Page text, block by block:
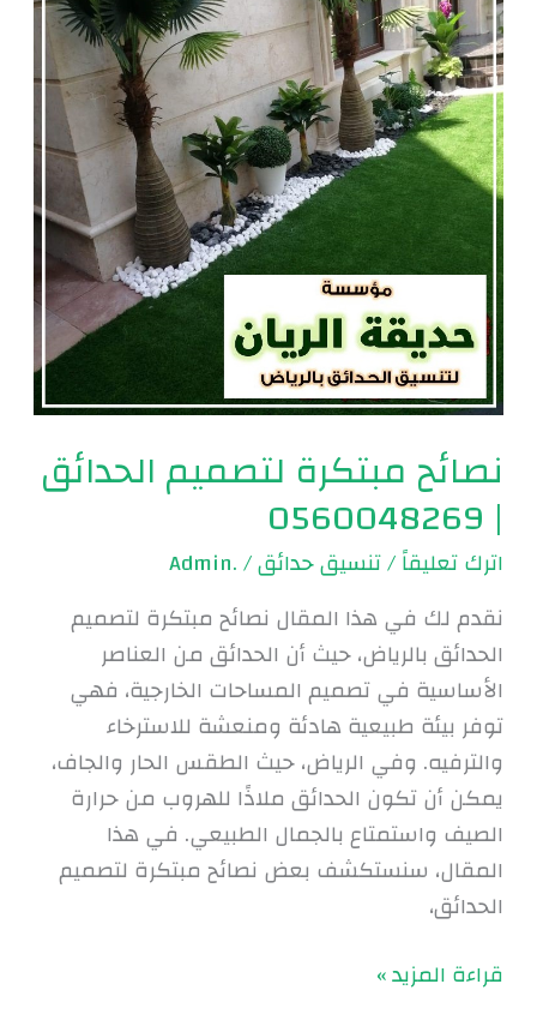
نصائح مبتكرة لتصميم الحدائق
| 0560048269
اترك تعليقاً/تنسيق حدائق/
.Admin
نقدم لك في هذا المقال نصائح مبتكرة لتصميم
الحدائق بالرياض، حيث أن الحدائق من العناصر
الأساسية في تصميم المساحات الخارجية، فهي
توفر بيئة طبيعية هادئة ومنعشة للاسترخاء
والترفيه. وفي الرياض، حيث الطقس الحار والجاف،
يمكن أن تكون الحدائق ملاذًا للهروب من حرارة
الصيف واستمتاع بالجمال الطبيعي. في هذا
المقال، سنستكشف بعض نصائح مبتكرة لتصميم
الحدائق،
قراءة المزيد »